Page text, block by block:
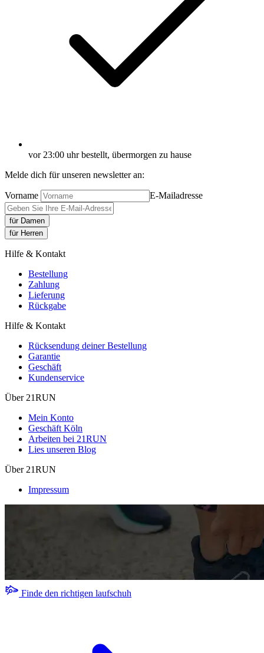
vor 23:00 uhr bestellt, übermorgen zu hause
Melde dich für unseren newsletter an:
Vorname E-Mailadresse
für Damen
für Herren
Hilfe & Kontakt
Bestellung
Zahlung
Lieferung
Rückgabe
Hilfe & Kontakt
Rücksendung deiner Bestellung
Garantie
Geschäft
Kundenservice
Über 21RUN
Mein Konto
Geschäft Köln
Arbeiten bei 21RUN
Lies unseren Blog
Über 21RUN
Impressum
Finde den richtigen laufschuh